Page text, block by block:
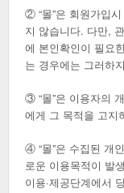
② “몰”은 회원가입
지 않습니다. 다만,
에 본인확인이 필요
는 경우에는 그러하
③ “몰”은 이용자의
에게 그 목적을 고지
④ “몰”은 수집된 개
로운 이용목적이 발
이용·제공단계에서